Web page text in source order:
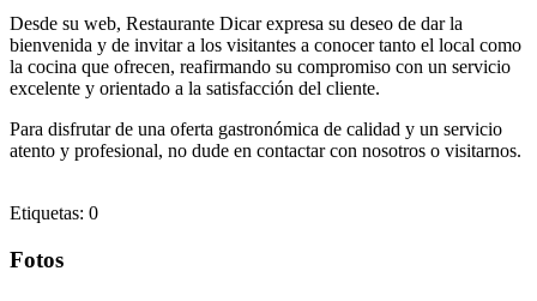
Desde su web, Restaurante Dicar expresa su deseo de dar la
bienvenida y de invitar a los visitantes a conocer tanto el local como
la cocina que ofrecen, reafirmando su compromiso con un servicio
excelente y orientado a la satisfacción del cliente.
Para disfrutar de una oferta gastronómica de calidad y un servicio
atento y profesional, no dude en contactar con nosotros o visitarnos.
Etiquetas: 0
Fotos